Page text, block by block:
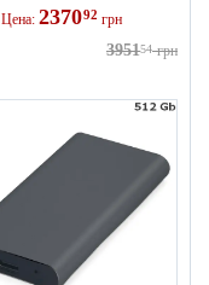
Цена: 237092 грн
395154 грн